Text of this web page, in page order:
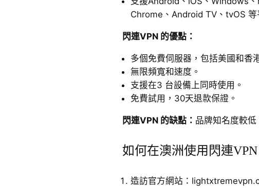
Chrome、Android TV、tvOS 等
閃連VPN 的優點：
多個免費伺服器，包括美國和香
無限頻寬和速度。
支援在3 台設備上同時使用。
免費試用，30天退款保證。
閃連VPN 的缺點： 品牌知名度較低
如何在澳洲使用閃連VPN
造訪官方網站：